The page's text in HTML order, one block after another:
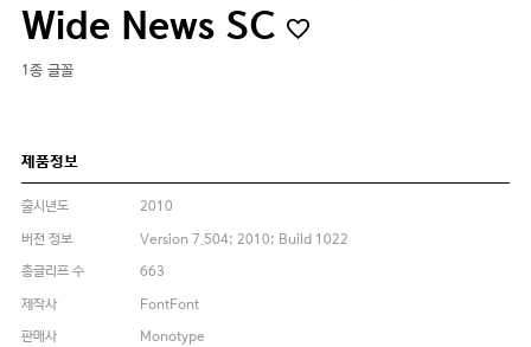
Wide News SC
1종 글꼴
제품정보
출시년도
2010
버전 정보
Version 7.504; 2010; Build 1022
총글리프 수
663
제작사
FontFont
판매사
Monotype